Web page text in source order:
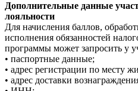
Дополнительные данные
лояльности
Для начисления баллов,
исполнения обязанностей
программы может запросить у
• паспортные данные;
• адрес регистрации по месту
• адрес доставки